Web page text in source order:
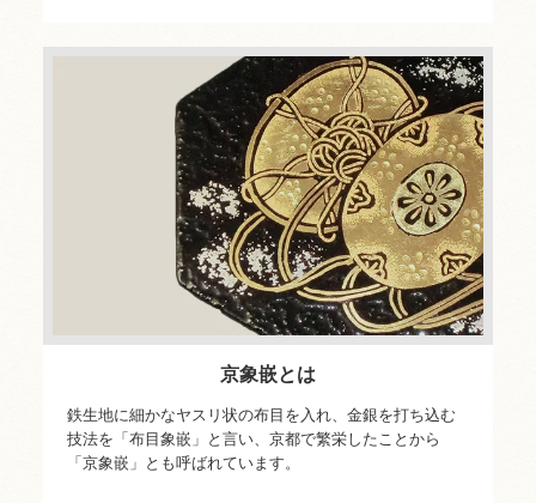
京象嵌とは
鉄生地に細かなヤスリ状の布目を入れ、金銀を打ち込む
技法を「布目象嵌」と言い、京都で繁栄したことから
「京象嵌」とも呼ばれています。